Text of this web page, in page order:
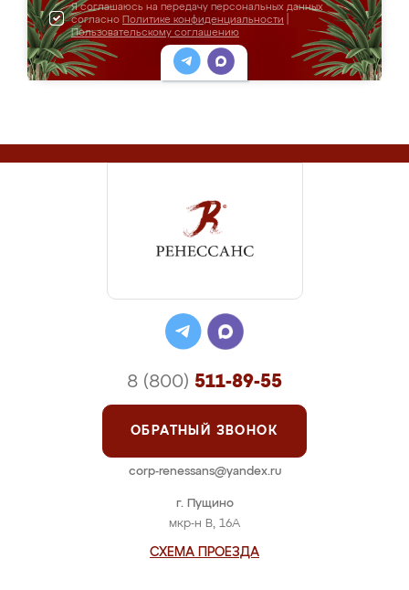
Я соглашаюсь на передачу персональных данных
согласно Политике конфиденциальности
Пользовательскому соглашению
г. Пущино
мкр-н В, 16А
СХЕМА ПРОЕЗДА
8 (800) 511-89-55
ОБРАТНЫЙ ЗВОНОК
corp-renessans@yandex.ru